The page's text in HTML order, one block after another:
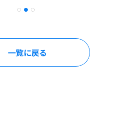
一覧に戻る